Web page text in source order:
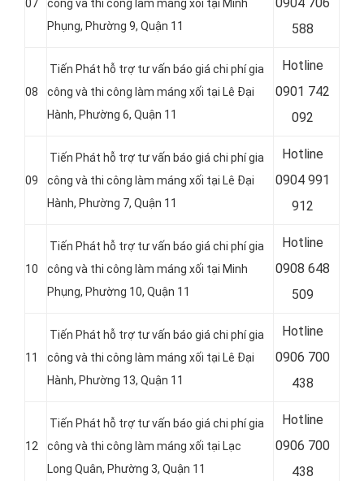
07
công và thi công làm máng xối tại Minh
Phụng, Phường 9, Quận 11
588
08
Tiến Phát hỗ trợ tư vấn báo giá chi phí gia
công và thi công làm máng xối tại Lê Đại
Hành, Phường 6, Quận 11
Hotline
0901 742
092
09
Tiến Phát hỗ trợ tư vấn báo giá chi phí gia
công và thi công làm máng xối tại Lê Đại
Hành, Phường 7, Quận 11
Hotline
0904 991
912
10
Tiến Phát hỗ trợ tư vấn báo giá chi phí gia
công và thi công làm máng xối tại Minh
Phụng, Phường 10, Quận 11
Hotline
0908 648
509
11
Tiến Phát hỗ trợ tư vấn báo giá chi phí gia
công và thi công làm máng xối tại Lê Đại
Hành, Phường 13, Quận 11
Hotline
0906 700
438
12
Tiến Phát hỗ trợ tư vấn báo giá chi phí gia
công và thi công làm máng xối tại Lạc
Long Quân, Phường 3, Quận 11
Hotline
0906 700
438